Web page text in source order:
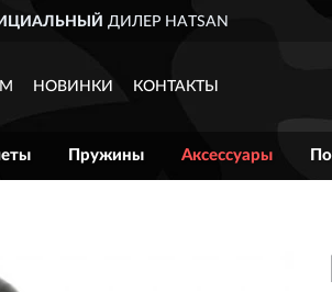
НОВИНКИ КОНТАКТЫ
Пружины Аксессуары